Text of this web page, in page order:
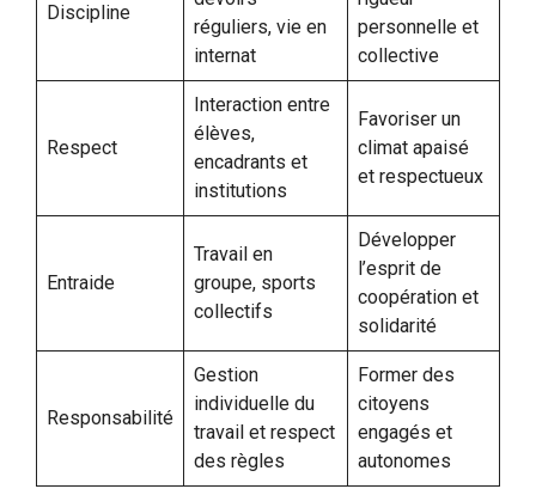
Discipline
réguliers, vie en
internat
personnelle et
collective
Respect
Interaction entre
élèves,
encadrants et
institutions
Favoriser un
climat apaisé
et respectueux
Entraide
Travail en
groupe, sports
collectifs
Développer
l’esprit de
coopération et
solidarité
Responsabilité
Gestion
individuelle du
travail et respect
des règles
Former des
citoyens
engagés et
autonomes